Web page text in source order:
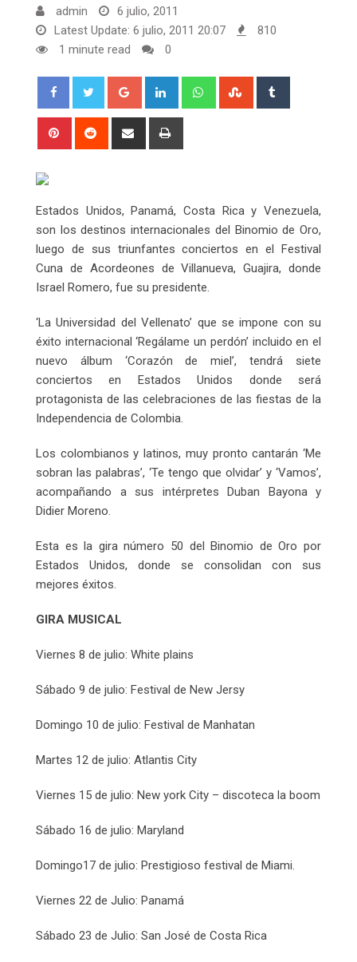
admin
6 julio, 2011
Latest Update: 6 julio, 2011 20:07
810
1 minute read
0
Google+ LinkedIn WhatsappStumbleUpon
Pinterest Reddit
Share
Estados Unidos, Panamá, Costa Rica y Venezuela,
son los destinos internacionales del Binomio de Oro,
luego de sus triunfantes conciertos en el Festival
Cuna de Acordeones de Villanueva, Guajira, donde
Israel Romero, fue su presidente.
‘La Universidad del Vellenato’ que se impone con su
éxito internacional ‘Regálame un perdón’ incluido en el
nuevo álbum ‘Corazón de miel’, tendrá siete
conciertos en Estados Unidos donde será
protagonista de las celebraciones de las fiestas de la
Independencia de Colombia.
Los colombianos y latinos, muy pronto cantarán ‘Me
sobran las palabras’, ‘Te tengo que olvidar’ y ‘Vamos’,
acompañando a sus intérpretes Duban Bayona y
Didier Moreno.
Esta es la gira número 50 del Binomio de Oro por
Estados Unidos, donde se consolidan con sus
mejores éxitos.
GIRA MUSICAL
Viernes 8 de julio: White plains
Sábado 9 de julio: Festival de New Jersy
Domingo 10 de julio: Festival de Manhatan
Martes 12 de julio: Atlantis City
Viernes 15 de julio: New york City – discoteca la boom
Sábado 16 de julio: Maryland
Domingo17 de julio: Prestigioso festival de Miami.
Viernes 22 de Julio: Panamá
Sábado 23 de Julio: San José de Costa Rica